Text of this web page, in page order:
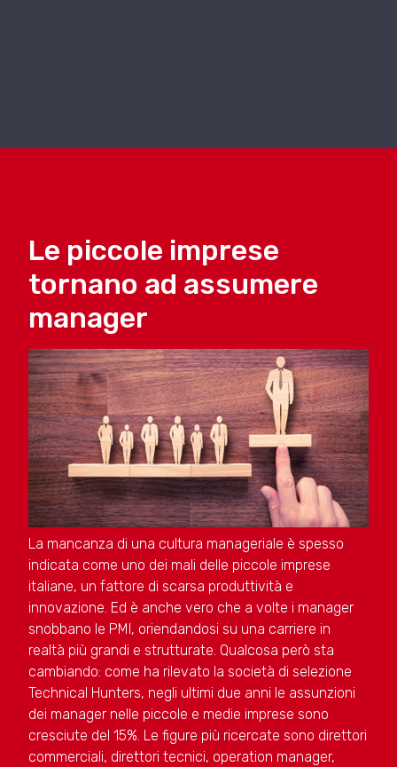
Le piccole imprese
tornano ad assumere
manager
La mancanza di una cultura manageriale è spesso
indicata come uno dei mali delle piccole imprese
italiane, un fattore di scarsa produttività e
innovazione. Ed è anche vero che a volte i manager
snobbano le PMI, oriendandosi su una carriere in
realtà più grandi e strutturate. Qualcosa però sta
cambiando: come ha rilevato la società di selezione
Technical Hunters, negli ultimi due anni le assunzioni
dei manager nelle piccole e medie imprese sono
cresciute del 15%. Le figure più ricercate sono direttori
commerciali, direttori tecnici, operation manager,